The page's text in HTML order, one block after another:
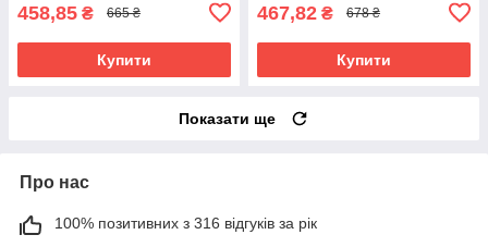
458,85 ₴ 665 ₴
Купити
467,82 ₴ 678 ₴
Купити
Показати ще
Про нас
100% позитивних з 316 відгуків за рік